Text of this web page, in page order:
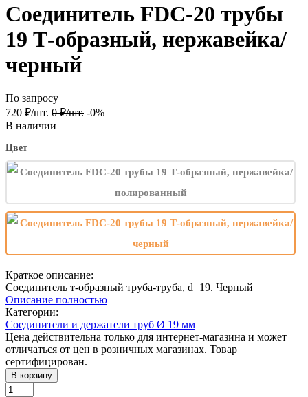
Соединитель FDC-20 трубы
19 Т-образный, нержавейка/
черный
По запросу
720 ₽/шт. 0 ₽/шт. -0%
В наличии
Цвет
Краткое описание:
Соединитель т-образный труба-труба, d=19. Черный
Описание полностью
Категории:
Соединители и держатели труб Ø 19 мм
Цена действительна только для интернет-магазина и может
отличаться от цен в розничных магазинах. Товар
сертифицирован.
В корзину